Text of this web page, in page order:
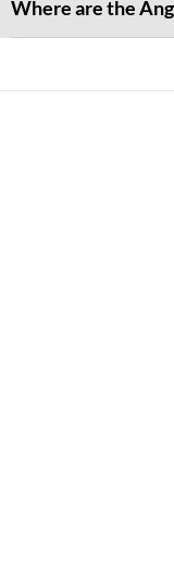
Where are the